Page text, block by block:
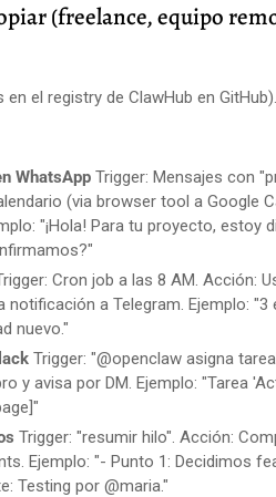
(freelance, equipo
el registry de ClawHub en
WhatsApp Trigger: Mensajes con
(via browser tool a Google
"¡Hola! Para tu proyecto, estoy
Cron job a las 8 AM. Acción:
a Telegram. Ejemplo: "3
nuevo."
Trigger: "@openclaw asigna
y avisa por DM. Ejemplo: "Tarea
Trigger: "resumir hilo". Acción:
Ejemplo: "- Punto 1: Decidimos
Testing por @maria."